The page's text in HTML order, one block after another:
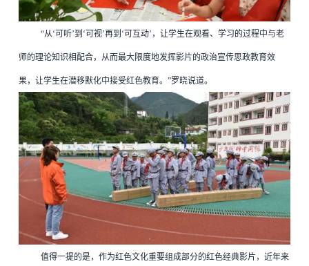
“从‘可听’到‘可视’再到‘可互动’，让学生在观看、学习的过程中与老
师的理论知识相配合，从而最大限度地发挥影片的政治宣传思政教育效
果，让学生在潜移默化中接受红色教育。”罗晓说道。
值得一提的是，作为红色文化重要组成部分的红色经典影片，近年来